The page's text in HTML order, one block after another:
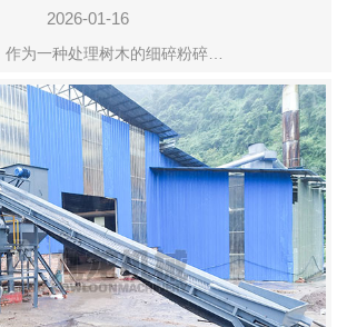
2026-01-16
为一种处理树木的细碎粉碎…